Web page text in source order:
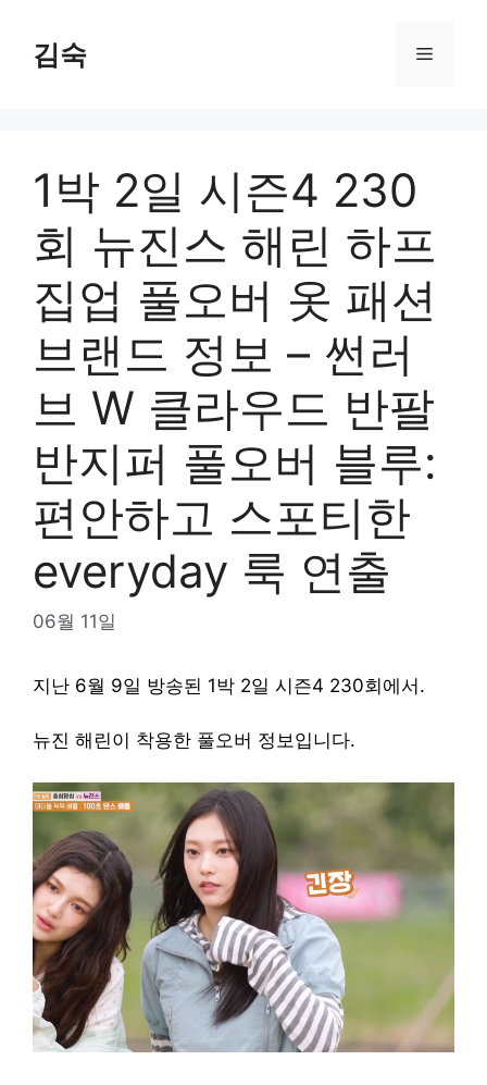
content
김숙 Menu
1박 2일 시즌4 230
회 뉴진스 해린 하프
집업 풀오버 옷 패션
브랜드 정보 – 썬러
브 W 클라우드 반팔
반지퍼 풀오버 블루:
편안하고 스포티한
everyday 룩 연출
06월 11일
지난 6월 9일 방송된 1박 2일 시즌4 230회에서.
뉴진 해린이 착용한 풀오버 정보입니다.